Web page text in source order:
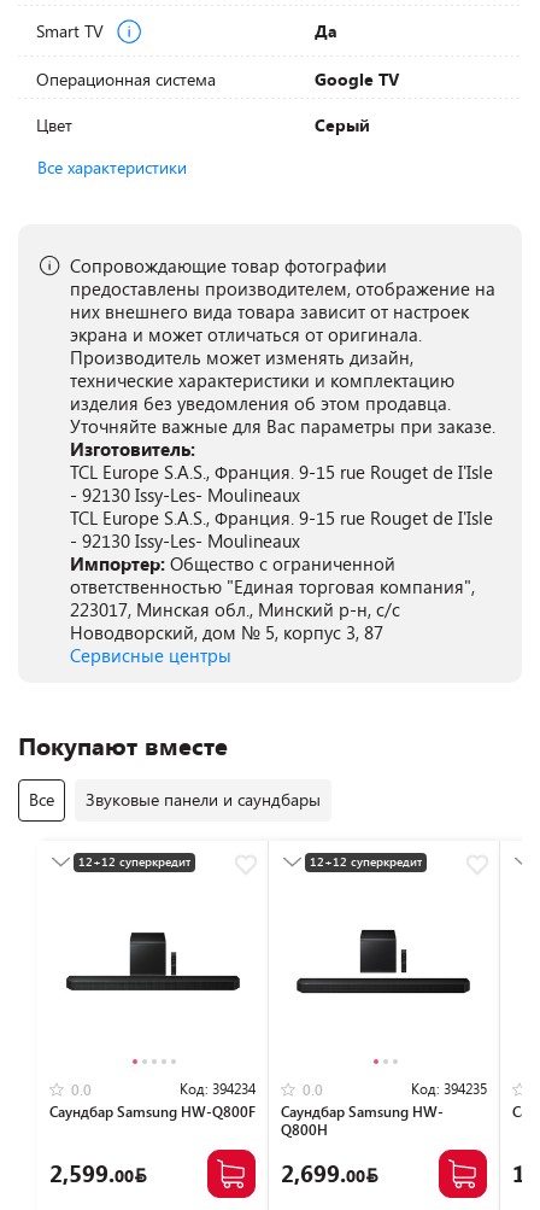
Smart TV
Да
Операционная система
Google TV
Цвет
Серый
Все характеристики
Сопровождающие товар фотографии
предоставлены производителем, отображение на
них внешнего вида товара зависит от настроек
экрана и может отличаться от оригинала.
Производитель может изменять дизайн,
технические характеристики и комплектацию
изделия без уведомления об этом продавца.
Уточняйте важные для Вас параметры при заказе.
Изготовитель:
TCL Europe S.A.S., Франция. 9-15 rue Rouget de I'Isle
- 92130 Issy-Les- Moulineaux
TCL Europe S.A.S., Франция. 9-15 rue Rouget de I'Isle
- 92130 Issy-Les- Moulineaux
Импортер: Общество с ограниченной
ответственностью "Единая торговая компания",
223017, Минская обл., Минский р-н, с/с
Новодворский, дом № 5, корпус 3, 87
Сервисные центры
Покупают вместе
Все Звуковые панели и саундбары
12+12 суперкредит
0.0 Код: 394234
Саундбар Samsung HW-Q800F
2,599.00
12+12 суперкредит
0.0 Код: 394235
Саундбар Samsung HW-
Q800H
2,699.00